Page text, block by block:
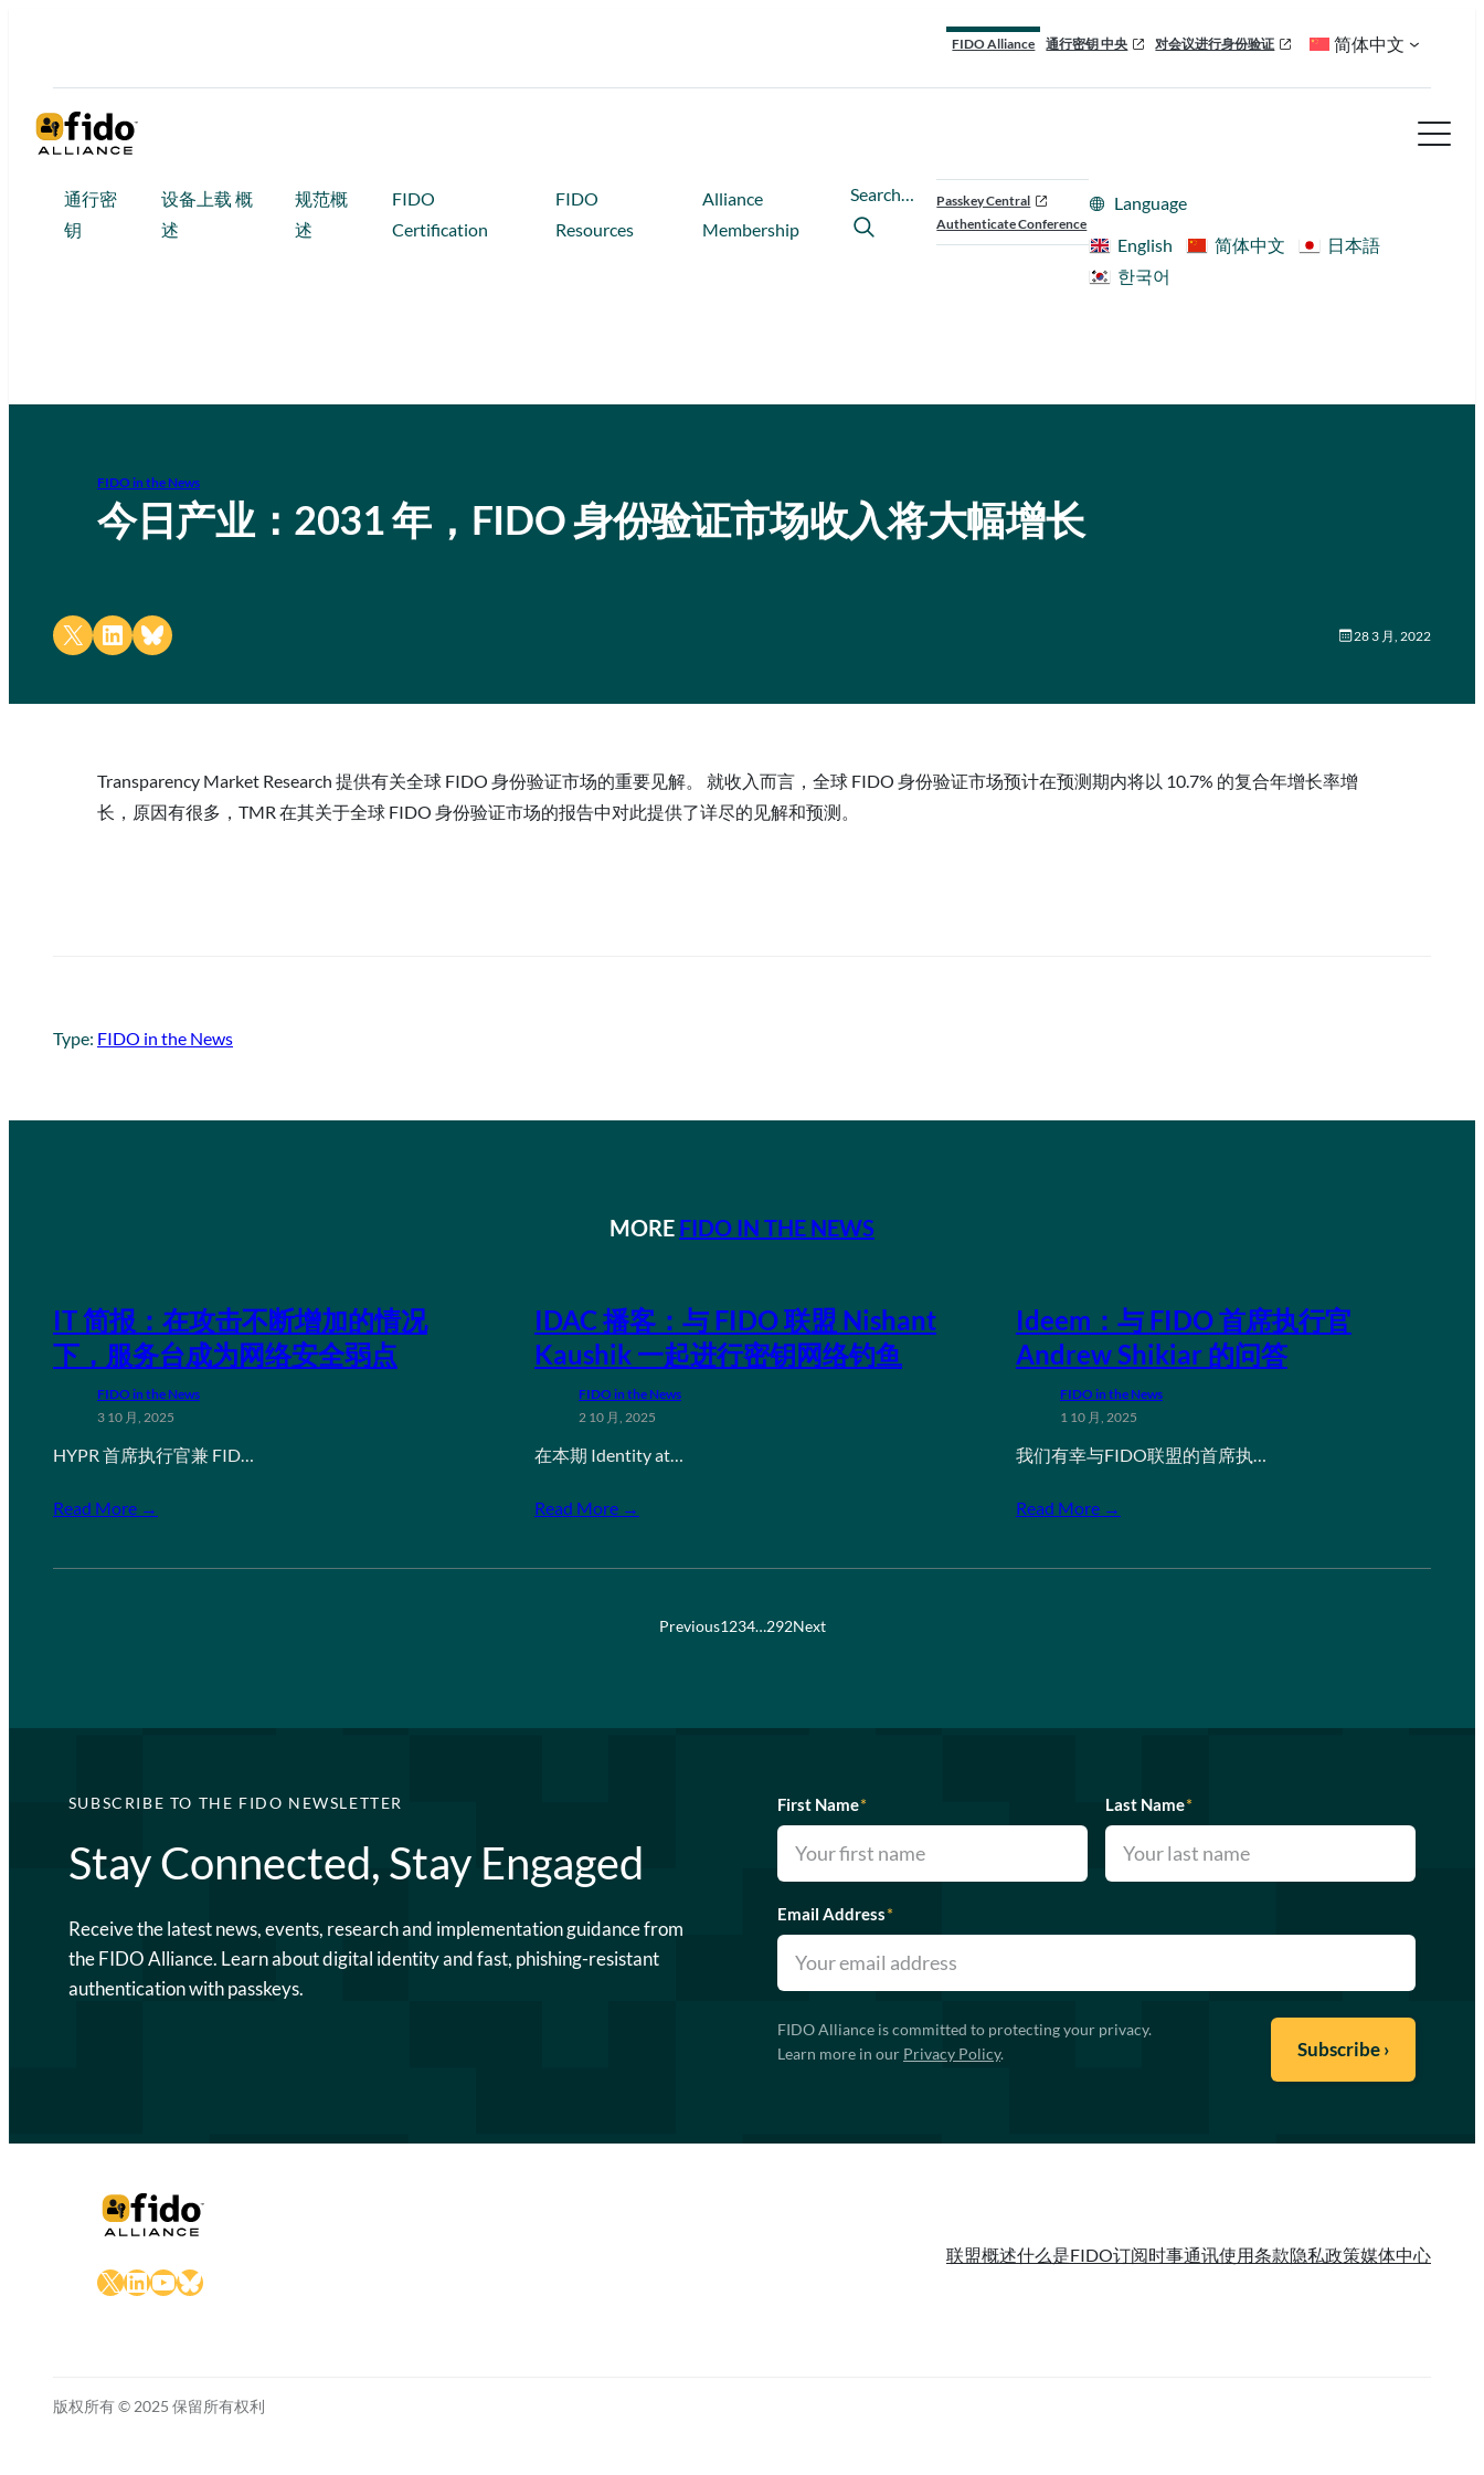
FIDO Alliance 通行密钥 中央 对会议进行身份验证 简体中文
通行密
钥
设备上载 概
述
规范概
述
FIDO
Certification
FIDO
Resources
Alliance
Membership
Search…
Passkey Central
Authenticate Conference
Language
English
简体中文
日本語
한국어
FIDO in the News
今日产业：2031 年，FIDO 身份验证市场收入将大幅增长
Share on X Share on LinkedIn
Share on Bluesky 28 3 月, 2022
Transparency Market Research 提供有关全球 FIDO 身份验证市场的重要见解。 就收入而言，全球 FIDO 身份验证市场预计在预测期内将以 10.7% 的复合年增长率增
长，原因有很多，TMR 在其关于全球 FIDO 身份验证市场的报告中对此提供了详尽的见解和预测。
Type: FIDO in the News
MORE FIDO IN THE NEWS
IT 简报：在攻击不断增加的情况
下，服务台成为网络安全弱点
FIDO in the News
3 10 月, 2025
HYPR 首席执行官兼 FID…
Read More →
IDAC 播客：与 FIDO 联盟 Nishant
Kaushik 一起进行密钥网络钓鱼
FIDO in the News
2 10 月, 2025
在本期 Identity at…
Read More →
Ideem：与 FIDO 首席执行官
Andrew Shikiar 的问答
FIDO in the News
1 10 月, 2025
我们有幸与FIDO联盟的首席执…
Read More →
Previous1234…292Next
SUBSCRIBE TO THE FIDO NEWSLETTER
Stay Connected, Stay Engaged
Receive the latest news, events, research and implementation guidance from
the FIDO Alliance. Learn about digital identity and fast, phishing-resistant
authentication with passkeys.
First Name* Last Name*
Email Address*
FIDO Alliance is committed to protecting your privacy.
Learn more in our Privacy Policy.
X LinkedIn
YouTube
Bluesky
联盟概述什么是FIDO订阅时事通讯使用条款隐私政策媒体中心
版权所有 © 2025 保留所有权利